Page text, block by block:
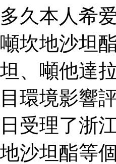
多久本人希
噸坎地沙坦
坦、噸他達
目環境影響
日受理了浙
地沙坦酯等